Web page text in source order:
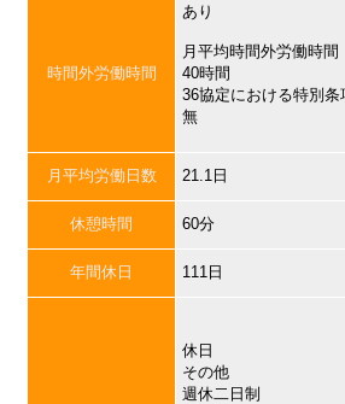
時間外労働時間
あり
月平均時間外労働時間
40時間
36協定における特別条
無
月平均労働日数 21.1日
休憩時間 60分
年間休日 111日
休日
その他
週休二日制